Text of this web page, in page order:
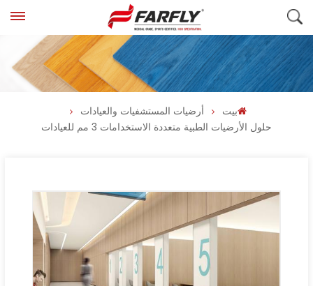
بيت
أرضيات المستشفيات والعيادات
حلول الأرضيات الطبية متعددة الاستخدامات 3 مم للعيادات